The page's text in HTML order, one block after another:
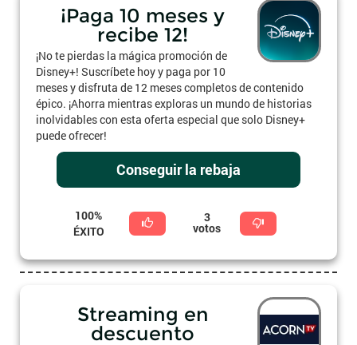
¡Paga 10 meses y
recibe 12!
¡No te pierdas la mágica promoción de
Disney+! Suscríbete hoy y paga por 10
meses y disfruta de 12 meses completos de contenido
épico. ¡Ahorra mientras exploras un mundo de historias
inolvidables con esta oferta especial que solo Disney+
puede ofrecer!
Conseguir la rebaja
100%
ÉXITO
3
votos
Streaming en
descuento